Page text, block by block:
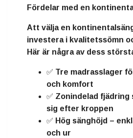
Fördelar med en
Att välja en
investera i kvalitetssömn
Här är några av dess
✅ Tre madrasslager
och komfort
✅ Zonindelad fjädring
sig efter kroppen
✅ Hög sänghöjd –
och ur